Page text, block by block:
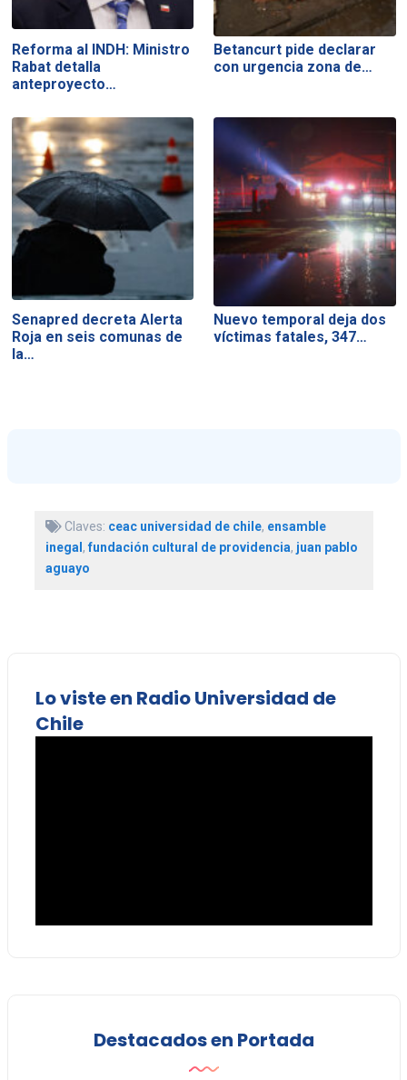
Reforma al INDH: Ministro
Rabat detalla
anteproyecto…
Betancurt pide declarar
con urgencia zona de…
Senapred decreta Alerta
Roja en seis comunas de
la…
Nuevo temporal deja dos
víctimas fatales, 347…
Claves: ceac universidad de chile, ensamble
inegal,fundación cultural de providencia, juan pablo
aguayo
Lo viste en Radio Universidad de
Chile
Destacados en Portada